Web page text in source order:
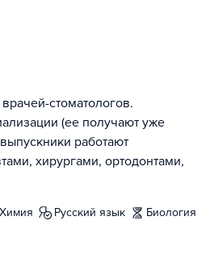
стоматологов.
(ее получают уже
работают
хирургами, ортодонтами,
химия русский язык
биология